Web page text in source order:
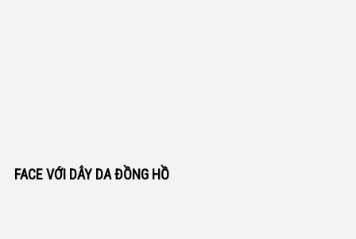
FACE VỚI DÂY DA ĐỒNG HỒ